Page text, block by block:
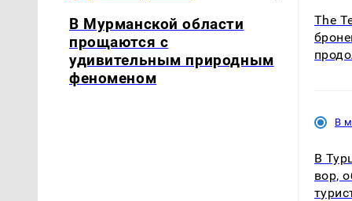
В Мурманской области
прощаются с
удивительным природным
феноменом
The
В
В
вор,